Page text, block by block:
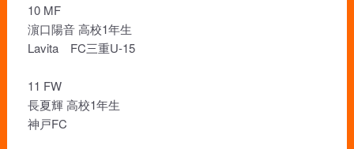
10 MF
濵口陽音 高校1年生
Lavita FC三重U-15
11 FW
長夏輝 高校1年生
神戸FC